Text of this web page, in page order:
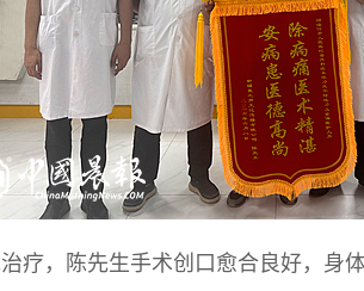
疗，陈先生手术创口愈合良好，身